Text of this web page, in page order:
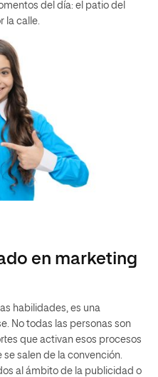
del día: el patio del
la calle.
en marketing
habilidades, es una
No todas las personas son
que activan esos procesos
salen de la convención.
al ámbito de la publicidad o